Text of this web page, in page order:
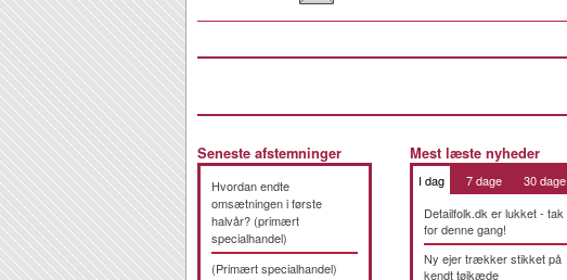
Seneste afstemninger
Hvordan endte
omsætningen i første
halvår? (primært
specialhandel)
(Primært specialhandel)
Mest læste nyheder
I dag 7 dage
30 dage
Detailfolk.dk er lukket - tak
for denne gang!
Ny ejer trækker stikket på
kendt tøjkæde